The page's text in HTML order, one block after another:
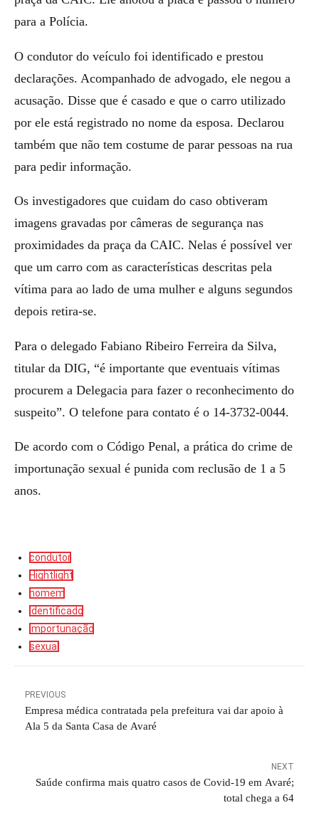
para a Polícia.
O condutor do veículo foi identificado e prestou
declarações. Acompanhado de advogado, ele negou a
acusação. Disse que é casado e que o carro utilizado
por ele está registrado no nome da esposa. Declarou
também que não tem costume de parar pessoas na rua
para pedir informação.
Os investigadores que cuidam do caso obtiveram
imagens gravadas por câmeras de segurança nas
proximidades da praça da CAIC. Nelas é possível ver
que um carro com as características descritas pela
vítima para ao lado de uma mulher e alguns segundos
depois retira-se.
Para o delegado Fabiano Ribeiro Ferreira da Silva,
titular da DIG, “é importante que eventuais vítimas
procurem a Delegacia para fazer o reconhecimento do
suspeito”. O telefone para contato é o 14-3732-0044.
De acordo com o Código Penal, a prática do crime de
importunação sexual é punida com reclusão de 1 a 5
anos.
condutor
Hightlight
homem
identificado
importunação
sexual
PREVIOUS
Empresa médica contratada pela prefeitura vai dar apoio à
Ala 5 da Santa Casa de Avaré
NEXT
Saúde confirma mais quatro casos de Covid-19 em Avaré;
total chega a 64